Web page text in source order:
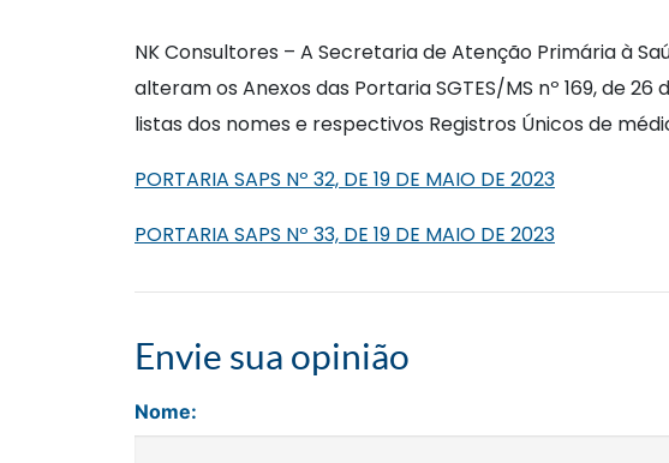
NK Consultores – A Secretaria de Atenção Primária à
alteram os Anexos das Portaria SGTES/MS nº 169, de 26
listas dos nomes e respectivos Registros Únicos de
PORTARIA SAPS Nº 32, DE 19 DE MAIO DE 2023
PORTARIA SAPS Nº 33, DE 19 DE MAIO DE 2023
Envie sua opinião
Nome: